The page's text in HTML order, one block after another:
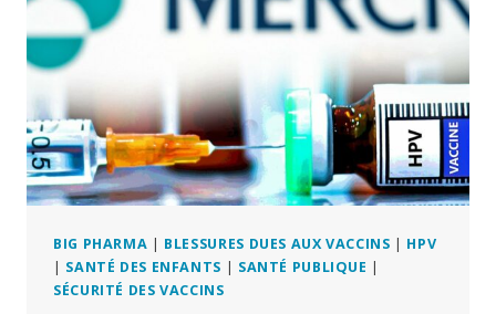
BIG PHARMA | BLESSURES DUES AUX VACCINS | HPV
| SANTÉ DES ENFANTS | SANTÉ PUBLIQUE |
SÉCURITÉ DES VACCINS